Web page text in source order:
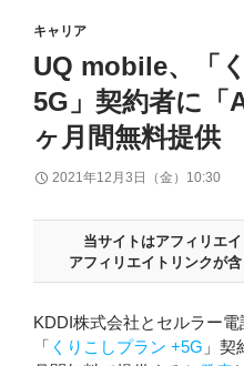
キャリア
UQ mobile、「
5G」契約者に
ヶ月間無料提供
2021年12月3日（金）10:30
当サイトはアフィリエ
アフィリエイトリンクが
KDDI株式会社とセルラー
「 くりこしプラン +5G 」